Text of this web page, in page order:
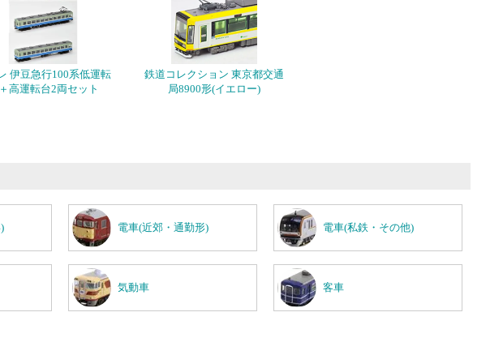
伊豆急行100系低運転
高運転台2両セット
鉄道コレクション 東京都交通
局8900形(イエロー)
電車(近郊・通勤形) 電車(私鉄・その他)
気動車 客車